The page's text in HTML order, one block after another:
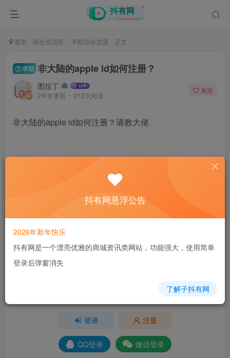
首页 综合交流区 手机综合交流 正文
求助 非大陆的apple id如何注册？
图拉丁
2年前更新 212次阅读
关注
非大陆的apple id如何注册？请教大佬
18
+5
登录 注册
QQ登录 微信登录
抖有网悬浮公告
2026年新年快乐
抖有网是一个漂亮优雅的商城资讯类网站，功能强大，使用简单
登录后弹窗消失
了解子抖有网